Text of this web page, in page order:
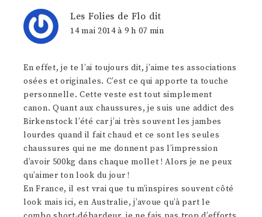
Les Folies de Flo dit
14 mai 2014 à 9 h 07 min
En effet, je te l’ai toujours dit, j’aime tes associations
osées et originales. C’est ce qui apporte ta touche
personnelle. Cette veste est tout simplement
canon. Quant aux chaussures, je suis une addict des
Birkenstock l’été car j’ai très souvent les jambes
lourdes quand il fait chaud et ce sont les seules
chaussures qui ne me donnent pas l’impression
d’avoir 500kg dans chaque mollet ! Alors je ne peux
qu’aimer ton look du jour !
En France, il est vrai que tu m’inspires souvent côté
look mais ici, en Australie, j’avoue qu’à part le